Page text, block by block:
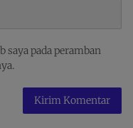
saya pada peramban